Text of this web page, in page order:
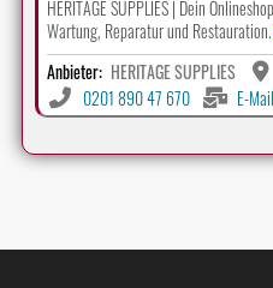
HERITAGE SUPPLIES | Dein
Wartung, Reparatur und Restauration.
Anbieter: HERITAGE SUPPLIES
0201 890 47 670
E-Mail